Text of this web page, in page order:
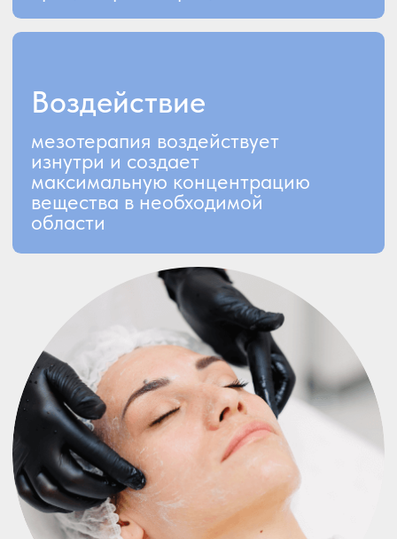
(06) Выпадение волос
Результаты
Омоложение кожи
Волосы растут быстрее,
их структура становится
плотнее
ЗАПИСАТЬСЯ НА КОНСУЛЬТАЦИЮ